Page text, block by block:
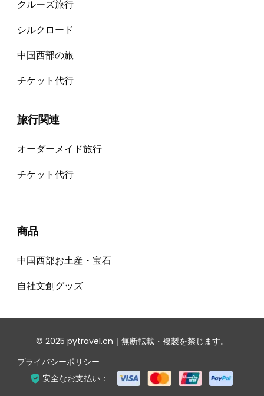
クルーズ旅行
シルクロード
中国西部の旅
チケット代⾏
旅行関連
オーダーメイド旅行
チケット代⾏
商品
中国西部お土産・宝石
自社文創グッズ
© 2025 pytravel.cn｜無断転載・複製を禁じます。
プライバシーポリシー
安全なお支払い：